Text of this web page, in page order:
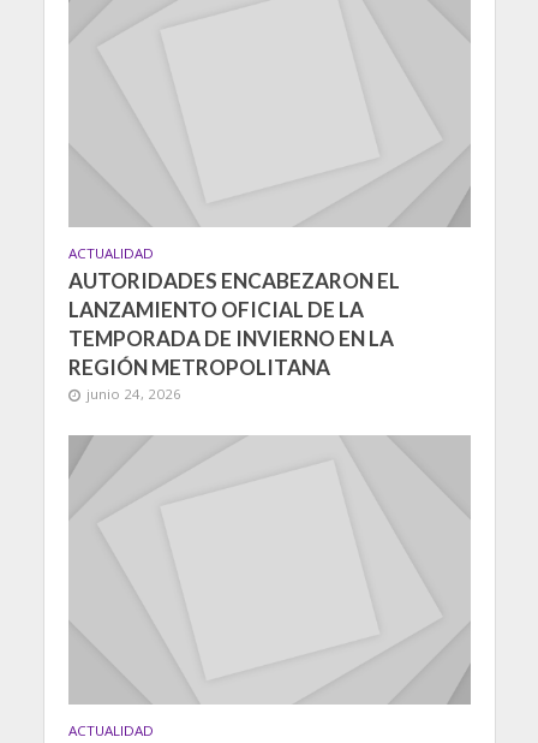
ACTUALIDAD
AUTORIDADES ENCABEZARON EL
LANZAMIENTO OFICIAL DE LA
TEMPORADA DE INVIERNO EN LA
REGIÓN METROPOLITANA
junio 24, 2026
ACTUALIDAD